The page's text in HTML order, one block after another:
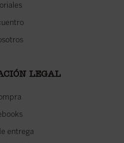
LEGAL
entrega